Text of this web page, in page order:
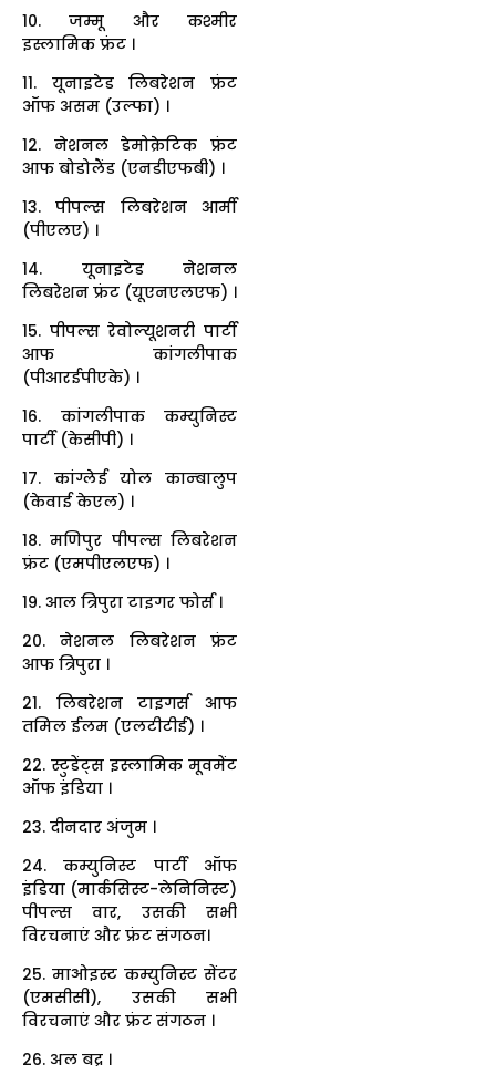
10. जम्मू और कश्मीर
इस्लामिक फ्रंट ।
11. यूनाइटेड लिबरेशन फ्रंट
ऑफ असम (उल्फा) ।
12. नेशनल डेमोक्रेटिक फ्रंट
आफ बोडोलैंड (एनडीएफबी) ।
13. पीपल्स लिबरेशन आर्मी
(पीएलए) ।
14. यूनाइटेड नेशनल
लिबरेशन फ्रंट (यूएनएलएफ) ।
15. पीपल्स रेवोल्यूशनरी पार्टी
आफ कांगलीपाक
(पीआरईपीएके) ।
16. कांगलीपाक कम्युनिस्ट
पार्टी (केसीपी) ।
17. कांग्लेई योल कान्बालुप
(केवाई केएल) ।
18. मणिपुर पीपल्स लिबरेशन
फ्रंट (एमपीएलएफ) ।
19. आल त्रिपुरा टाइगर फोर्स ।
20. नेशनल लिबरेशन फ्रंट
आफ त्रिपुरा ।
21. लिबरेशन टाइगर्स आफ
तमिल ईलम (एलटीटीई) ।
22. स्टुडेंट्स इस्लामिक मूवमेंट
ऑफ इंडिया ।
23. दीनदार अंजुम ।
24. कम्युनिस्ट पार्टी ऑफ
इंडिया (मार्कसिस्ट-लेनिनिस्ट)
पीपल्स वार, उसकी सभी
विरचनाएं और फ्रंट संगठन।
25. माओइस्ट कम्युनिस्ट सेंटर
(एमसीसी), उसकी सभी
विरचनाएं और फ्रंट संगठन ।
26. अल बद्र ।